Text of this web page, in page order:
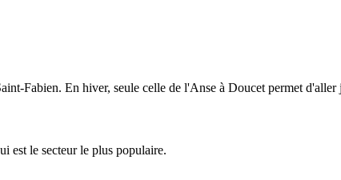
Fabien. En hiver, seule celle de l'Anse à Doucet permet
est le secteur le plus populaire.